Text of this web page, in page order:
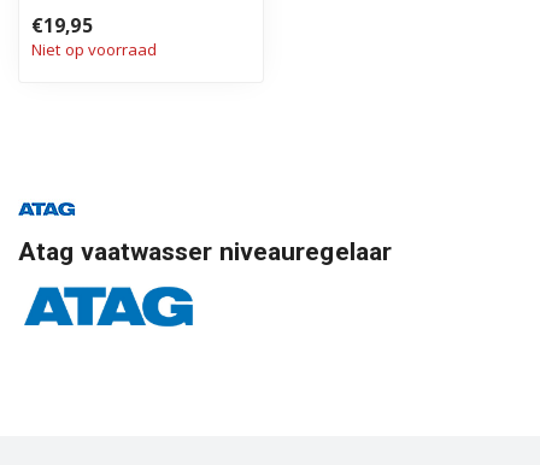
• Drukschakelaar inclu...
€19,95
Niet op voorraad
Atag vaatwasser niveauregelaar